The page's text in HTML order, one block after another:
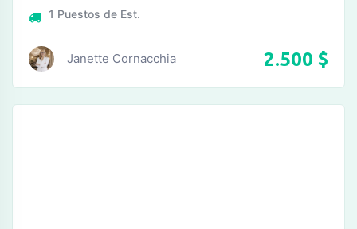
1 Puestos de Est.
Janette Cornacchia 2.500 $